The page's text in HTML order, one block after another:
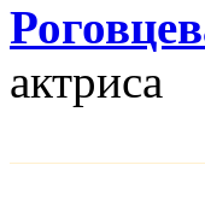
актриса